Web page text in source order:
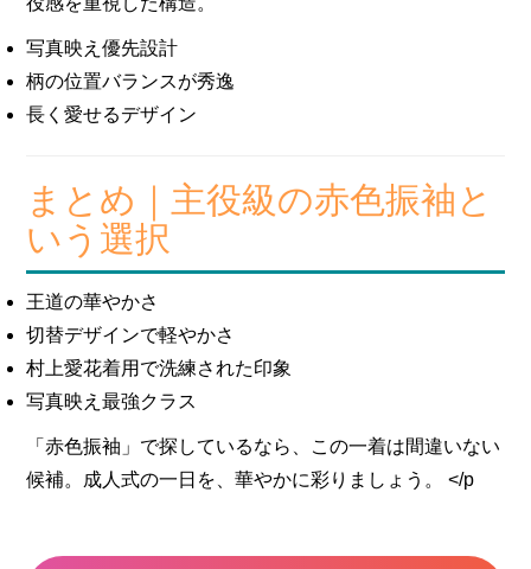
写真映え優先設計
柄の位置バランスが秀逸
長く愛せるデザイン
まとめ｜主役級の赤色振袖と
いう選択
王道の華やかさ
切替デザインで軽やかさ
村上愛花着用で洗練された印象
写真映え最強クラス
「赤色振袖」で探しているなら、この一着は間違いない
候補。成人式の一日を、華やかに彩りましょう。 </p